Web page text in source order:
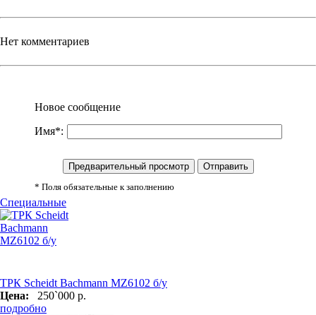
Нет комментариев
Новое сообщение
Имя*:
* Поля обязательные к заполнению
Специальные
ТРК Scheidt Bachmann MZ6102 б/у
Цена:
250`000 р.
подробно